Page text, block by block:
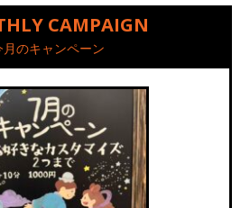
CAMPAIGN
月のキャンペーン